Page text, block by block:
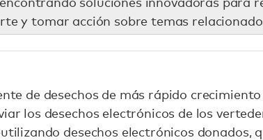
y tomar acción sobre temas
de desechos de más rápido
los desechos electrónicos de los
desechos electrónicos donados,